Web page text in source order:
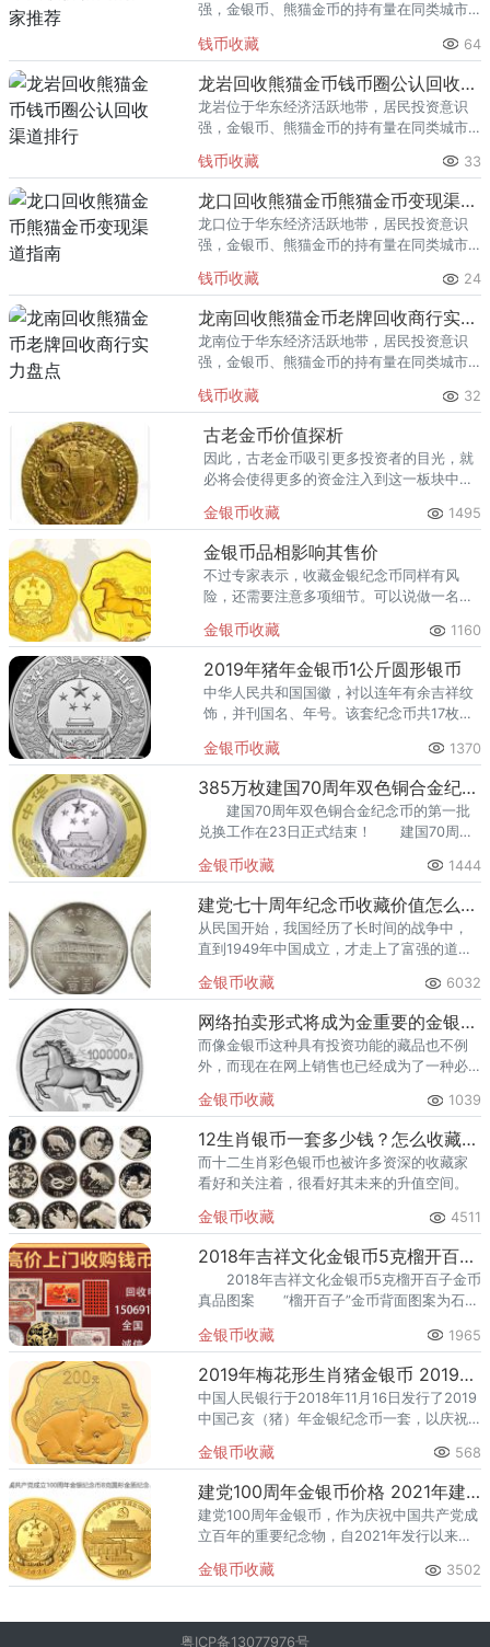
强，金银币、熊猫金币的持有量在同类城市
熊猫金币的需求就明显升温，但鱼龙混杂的
回收渠道里，能精准识别版别溢
钱币收藏 64
龙岩回收熊猫金币钱币圈公认回收渠道排行
龙岩位于华东经济活跃地带，居民投资意识
强，金银币、熊猫金币的持有量在同类城市
熊猫金币的需求就明显升温，但鱼龙混杂的
回收渠道里，能精准识别版别溢
钱币收藏 33
龙口回收熊猫金币熊猫金币变现渠道指南
龙口位于华东经济活跃地带，居民投资意识
强，金银币、熊猫金币的持有量在同类城市
熊猫金币的需求就明显升温，但鱼龙混杂的
回收渠道里，能精准识别版别溢
钱币收藏 24
龙南回收熊猫金币老牌回收商行实力盘点
龙南位于华东经济活跃地带，居民投资意识
强，金银币、熊猫金币的持有量在同类城市
熊猫金币的需求就明显升温，但鱼龙混杂的
回收渠道里，能精准识别版别溢
钱币收藏 32
古老金币价值探析
因此，古老金币吸引更多投资者的目光，就
必将会使得更多的资金注入到这一板块中
未见其身”的市场行情。
金银币收藏 1495
金银币品相影响其售价
不过专家表示，收藏金银纪念币同样有风
险，还需要注意多项细节。可以说做一名成
金银币收藏 1160
2019年猪年金银币1公斤圆形银币
中华人民共和国国徽，衬以连年有余吉祥纹
饰，并刊国名、年号。该套纪念币共17枚，
为中华人民共和国法定货币。
金银币收藏 1370
385万枚建国70周年双色铜合金纪念币遭弃兑，背后都有哪些原因？
建国70周年双色铜合金纪念币的第一批
兑换工作在23日正式结束！ 建国70周年
期价大概在13~15元左右。
金银币收藏 1444
建党七十周年纪念币收藏价值怎么样？值不值得收藏？
从民国开始，我国经历了长时间的战争中，
直到1949年中国成立，才走上了富强的道
行的建党七十周年纪念币就可以看出其对国
家的重要性。
金银币收藏 6032
网络拍卖形式将成为金重要的金银币交易平台之一
而像金银币这种具有投资功能的藏品也不例
外，而现在在网上销售也已经成为了一种必
金银币收藏 1039
12生肖银币一套多少钱？怎么收藏12生肖银币？
而十二生肖彩色银币也被许多资深的收藏家
看好和关注着，很看好其未来的升值空间。
金银币收藏 4511
2018年吉祥文化金银币5克榴开百子金币 最新回收价格
2018年吉祥文化金银币5克榴开百子金币
真品图案 “榴开百子”金币背面图案为石榴
额。
金银币收藏 1965
2019年梅花形生肖猪金银币 2019年15克梅花形生肖猪金币价格
中国人民银行于2018年11月16日发行了2019
中国己亥（猪）年金银纪念币一套，以庆祝
念币共17枚，其中金质纪念币10枚，银质纪
念币7枚，均
金银币收藏 568
建党100周年金银币价格 2021年建党100周年金银币值多少钱
建党100周年金银币，作为庆祝中国共产党成
立百年的重要纪念物，自2021年发行以来，
这些金银币不仅具有深厚的历史意义，还因
金银币收藏 3502
粤ICP备13077976号